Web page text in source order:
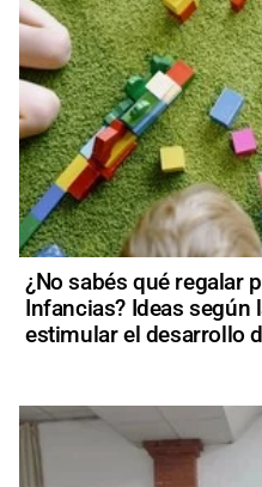
¿No sabés qué regalar
Infancias? Ideas según
estimular el desarrollo